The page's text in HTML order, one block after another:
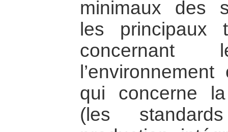
minimaux des
les principaux
qui concerne
(les